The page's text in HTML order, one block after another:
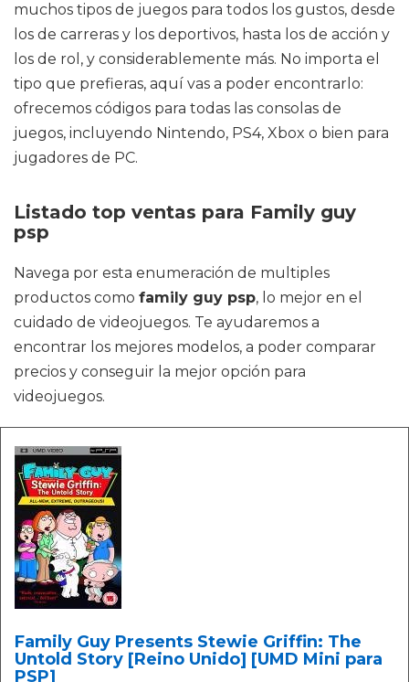
muchos tipos de juegos para todos los gustos, desde
los de carreras y los deportivos, hasta los de acción y
los de rol, y considerablemente más. No importa el
tipo que prefieras, aquí vas a poder encontrarlo:
ofrecemos códigos para todas las consolas de
juegos, incluyendo Nintendo, PS4, Xbox o bien para
jugadores de PC.
Listado top ventas para Family guy
psp
Navega por esta enumeración de multiples
productos como family guy psp, lo mejor en el
cuidado de videojuegos. Te ayudaremos a
encontrar los mejores modelos, a poder comparar
precios y conseguir la mejor opción para
videojuegos.
Family Guy Presents Stewie Griffin: The
Untold Story [Reino Unido] [UMD Mini para
PSP]